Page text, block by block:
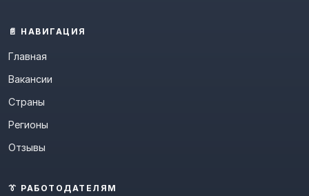
📄 НАВИГАЦИЯ
Главная
Вакансии
Страны
Регионы
Отзывы
👔 РАБОТОДАТЕЛЯМ